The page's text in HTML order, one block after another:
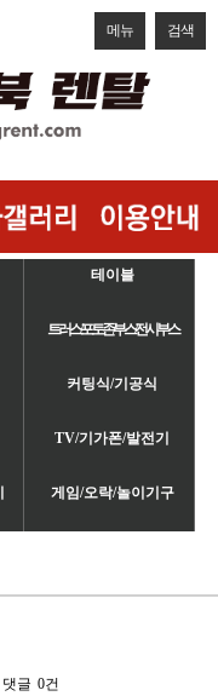
메뉴 검색
테이블
트러스/포토존/부스/전시부스
커팅식/기공식
TV/기가폰/발전기
게임/오락/놀이기구
댓글 0건